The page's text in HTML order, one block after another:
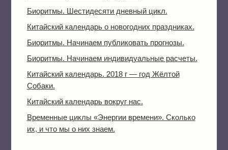
Биоритмы. Шестидесяти дневный цикл.
Китайский календарь о новогодних праздниках.
Биоритмы. Начинаем публиковать прогнозы.
Биоритмы. Начинаем индивидуальные расчеты.
Китайский календарь. 2018 г — год Жёлтой
Собаки.
Китайский календарь вокруг нас.
Временные циклы «Энергии времени». Сколько
их, и что мы о них знаем.